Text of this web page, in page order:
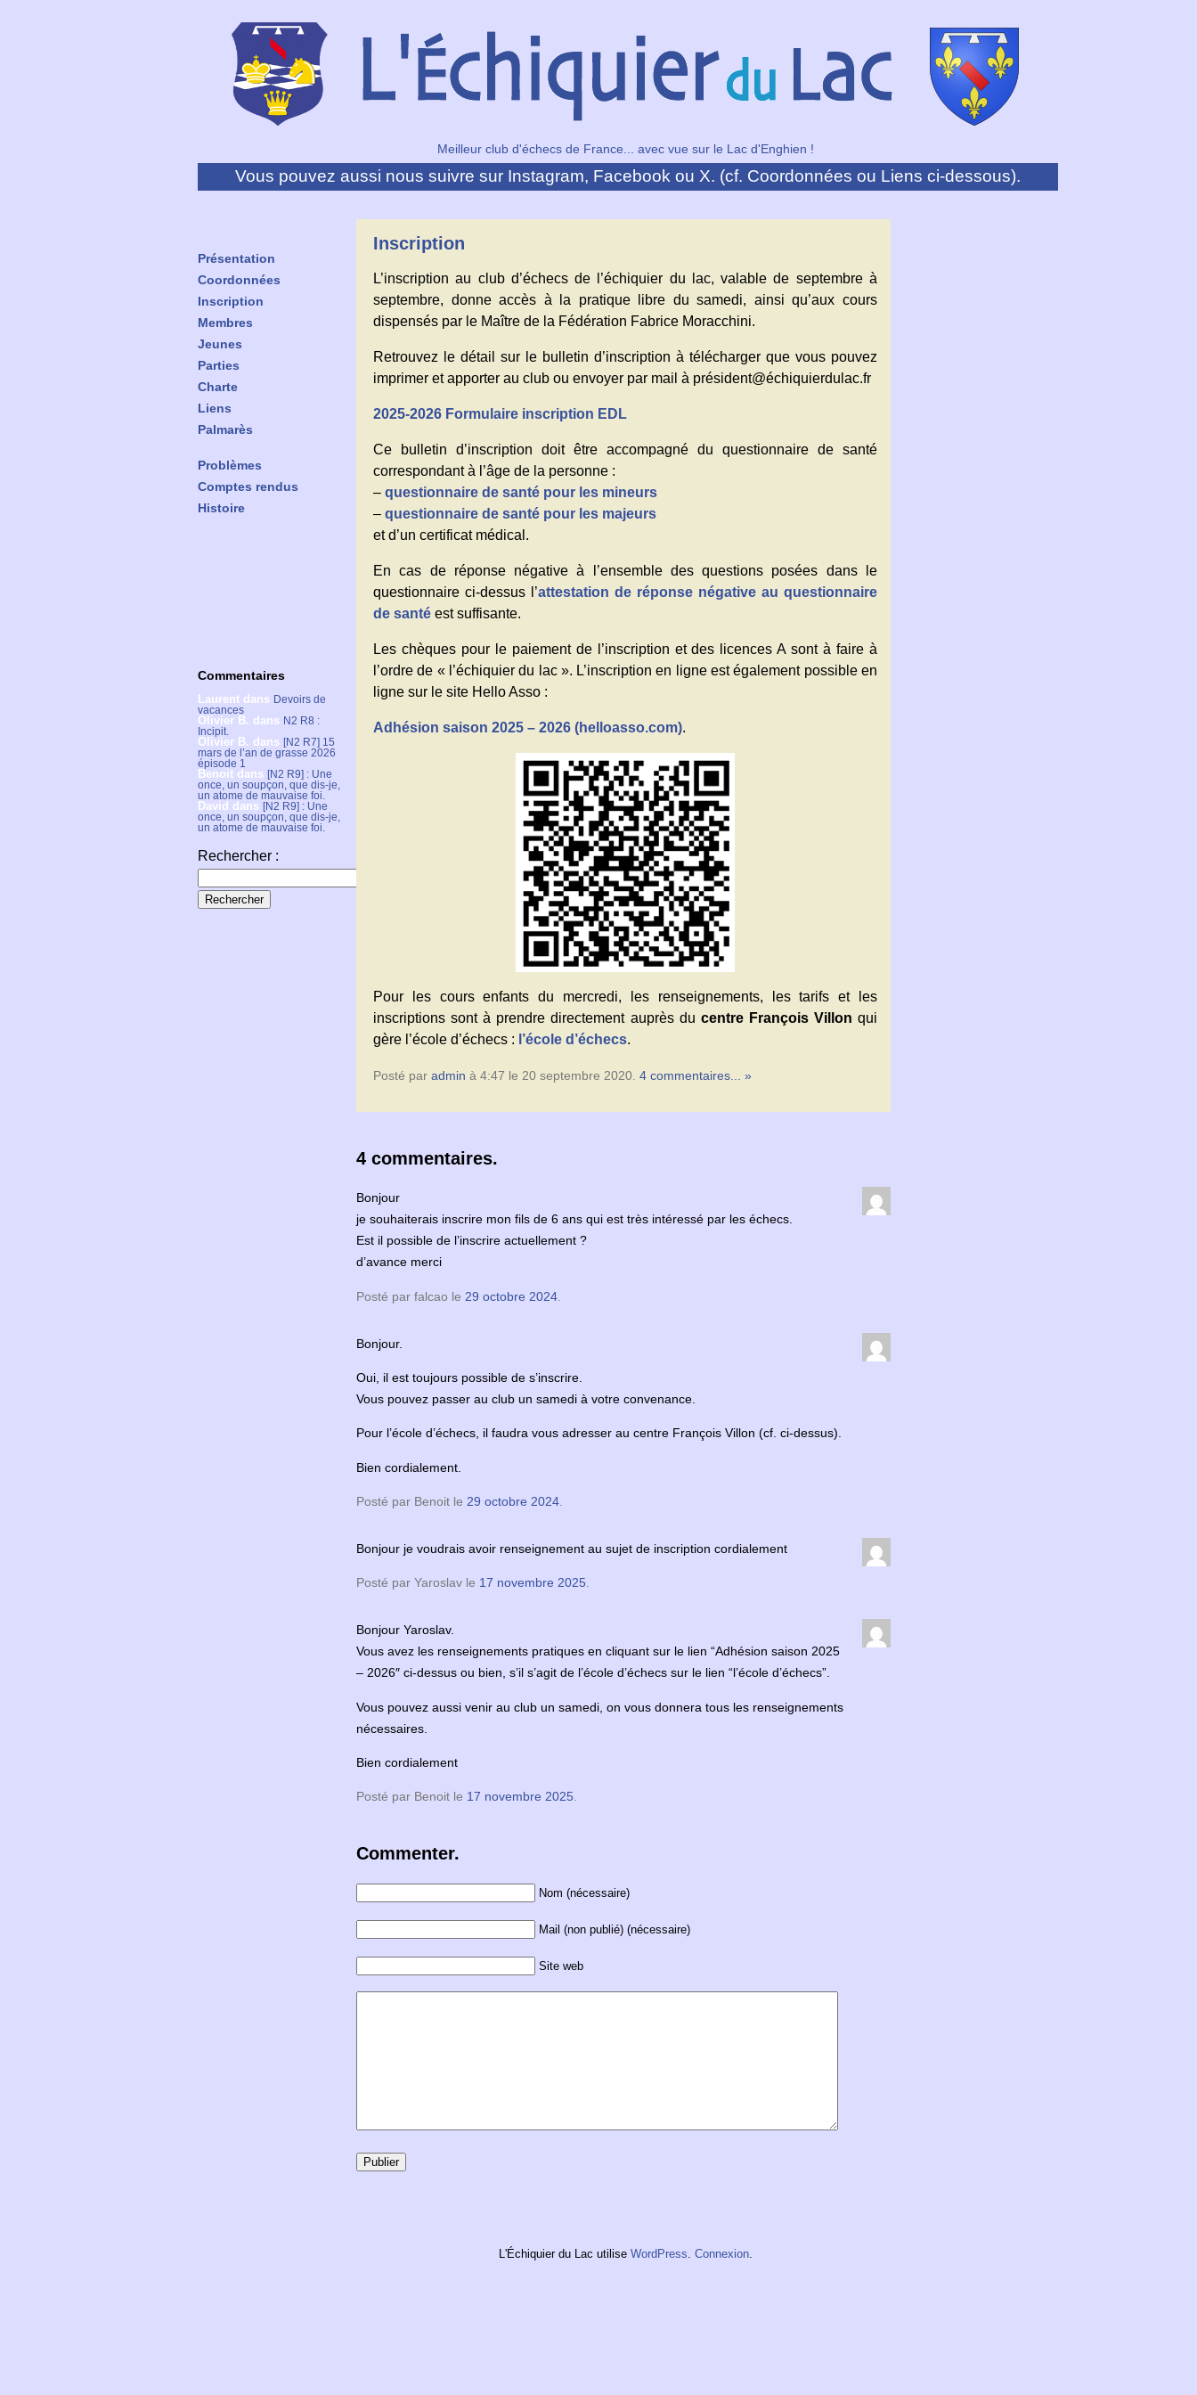
Meilleur club d'échecs de France... avec vue sur le Lac d'Enghien !
Vous pouvez aussi nous suivre sur Instagram, Facebook ou X. (cf. Coordonnées ou Liens ci-dessous).
Présentation
Coordonnées
Inscription
Membres
Jeunes
Parties
Charte
Liens
Palmarès
Problèmes
Comptes rendus
Histoire
Commentaires
Laurent dans Devoirs de
vacances
Olivier B. dans N2 R8 :
Incipit.
Olivier B. dans [N2 R7] 15
mars de l’an de grasse 2026
épisode 1
Benoit dans [N2 R9] : Une
once, un soupçon, que dis-je,
un atome de mauvaise foi.
David dans [N2 R9] : Une
once, un soupçon, que dis-je,
un atome de mauvaise foi.
Rechercher :
Inscription
L’inscription au club d’échecs de l’échiquier du lac, valable de septembre à
septembre, donne accès à la pratique libre du samedi, ainsi qu’aux cours
dispensés par le Maître de la Fédération Fabrice Moracchini.
Retrouvez le détail sur le bulletin d’inscription à télécharger que vous pouvez
imprimer et apporter au club ou envoyer par mail à président@échiquierdulac.fr
2025-2026 Formulaire inscription EDL
Ce bulletin d’inscription doit être accompagné du questionnaire de santé
correspondant à l’âge de la personne :
– questionnaire de santé pour les mineurs
– questionnaire de santé pour les majeurs
et d’un certificat médical.
En cas de réponse négative à l’ensemble des questions posées dans le
questionnaire ci-dessus l’attestation de réponse négative au questionnaire
de santé est suffisante.
Les chèques pour le paiement de l’inscription et des licences A sont à faire à
l’ordre de « l’échiquier du lac ». L’inscription en ligne est également possible en
ligne sur le site Hello Asso :
Adhésion saison 2025 – 2026 (helloasso.com).
Pour les cours enfants du mercredi, les renseignements, les tarifs et les
inscriptions sont à prendre directement auprès du centre François Villon qui
gère l’école d’échecs : l’école d’échecs.
Posté par admin à 4:47 le 20 septembre 2020. 4 commentaires... »
4 commentaires.
Bonjour
je souhaiterais inscrire mon fils de 6 ans qui est très intéressé par les échecs.
Est il possible de l’inscrire actuellement ?
d’avance merci
Posté par falcao le 29 octobre 2024
Bonjour.
Oui, il est toujours possible de s’inscrire.
Vous pouvez passer au club un samedi à votre convenance.
Pour l’école d’échecs, il faudra vous adresser au centre François Villon (cf. ci-dessus).
Bien cordialement.
Posté par Benoit le 29 octobre 2024
Bonjour je voudrais avoir renseignement au sujet de inscription cordialement
Posté par Yaroslav le 17 novembre 2025.
Bonjour Yaroslav.
Vous avez les renseignements pratiques en cliquant sur le lien “Adhésion saison 2025
– 2026″ ci-dessus ou bien, s’il s’agit de l’école d’échecs sur le lien “l’école d’échecs”.
Vous pouvez aussi venir au club un samedi, on vous donnera tous les renseignements
nécessaires.
Bien cordialement
Posté par Benoit le 17 novembre 2025.
Commenter.
Nom (nécessaire)
Mail (non publié) (nécessaire)
Site web
L'Échiquier du Lac utilise WordPress. Connexion.